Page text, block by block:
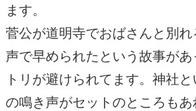
ます。
菅公が道明寺でおばさんと別
声で早められたという故事が
トリが避けられてます。神社
の鳴き声がセットのところも